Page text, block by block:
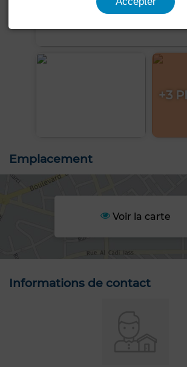
+3
Emplacement
Voir la carte
Informations de contact